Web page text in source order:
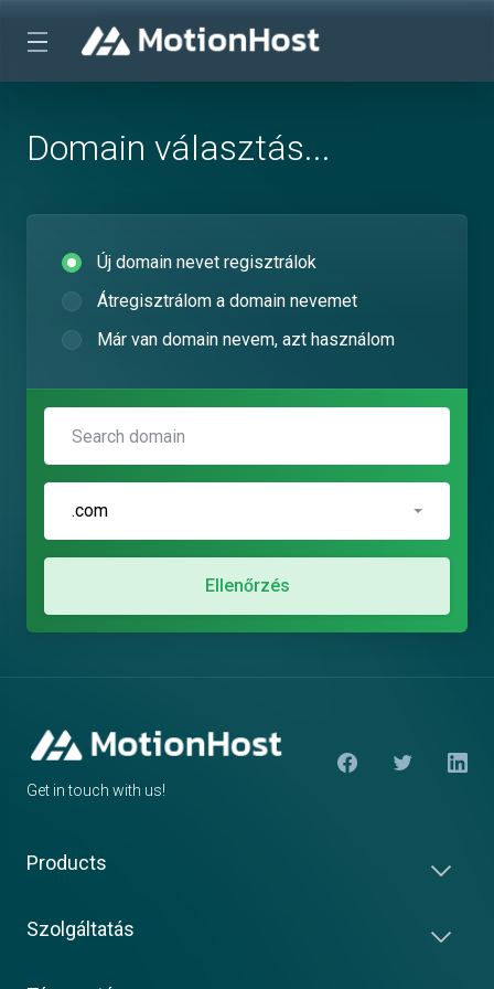
Domain választás...
Új domain nevet regisztrálok
Átregisztrálom a domain nevemet
Már van domain nevem, azt használom
.com
Ellenőrzés
Get in touch with us!
Products
Szolgáltatás